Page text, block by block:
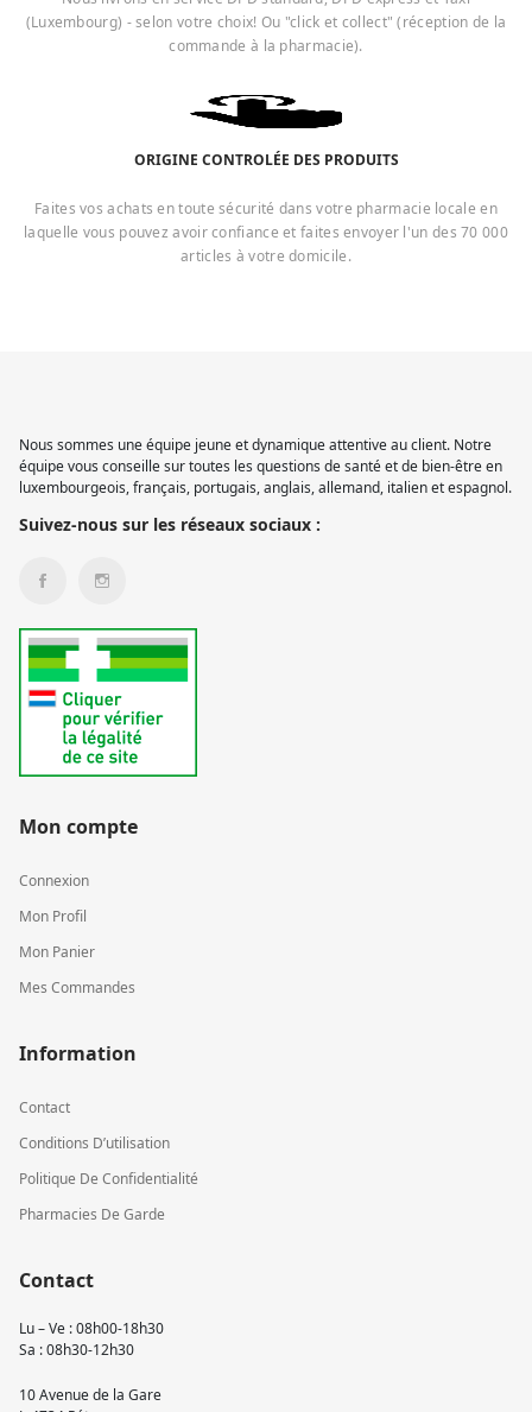
(Luxembourg) - selon votre choix! Ou "click et collect" (réception de la
commande à la pharmacie).
ORIGINE CONTROLÉE DES PRODUITS
Faites vos achats en toute sécurité dans votre pharmacie locale en
laquelle vous pouvez avoir confiance et faites envoyer l'un des 70 000
articles à votre domicile.
Nous sommes une équipe jeune et dynamique attentive au client. Notre
équipe vous conseille sur toutes les questions de santé et de bien-être en
luxembourgeois, français, portugais, anglais, allemand, italien et espagnol.
Suivez-nous sur les réseaux sociaux :
Mon compte
Connexion
Mon Profil
Mon Panier
Mes Commandes
Information
Contact
Conditions D’utilisation
Politique De Confidentialité
Pharmacies De Garde
Contact
Lu – Ve : 08h00-18h30
Sa : 08h30-12h30
10 Avenue de la Gare